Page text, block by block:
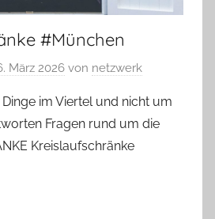
#München
März 2026 von netzwerk
im Viertel und nicht um
Fragen rund um die
Kreislaufschränke